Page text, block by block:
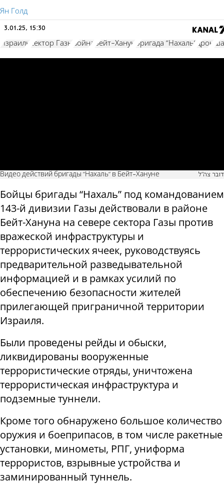
Ян Голд
3.01.25, 15:30
Израиль сектор Газы война Бейт-Ханун бригада "Нахаль" дрон
Видео действий бригады "Нахаль" в Бейт-Хануне דובר צה"ל
Бойцы бригады “Нахаль” под командованием
143-й дивизии Газы действовали в районе
Бейт-Хануна на севере сектора Газы против
вражеской инфраструктуры и
террористических ячеек, руководствуясь
предварительной разведывательной
информацией и в рамках усилий по
обеспечению безопасности жителей
прилегающей приграничной территории
Израиля.
Были проведены рейды и обыски,
ликвидированы вооруженные
террористические отряды, уничтожена
террористическая инфраструктура и
подземные туннели.
Кроме того обнаружено большое количество
оружия и боеприпасов, в том числе ракетные
установки, минометы, РПГ, униформа
террористов, взрывные устройства и
заминированный туннель.